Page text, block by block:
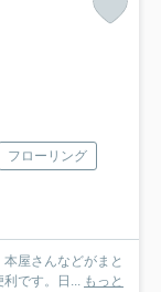
フローリング
屋さんなどがまと
利です。日... もっと